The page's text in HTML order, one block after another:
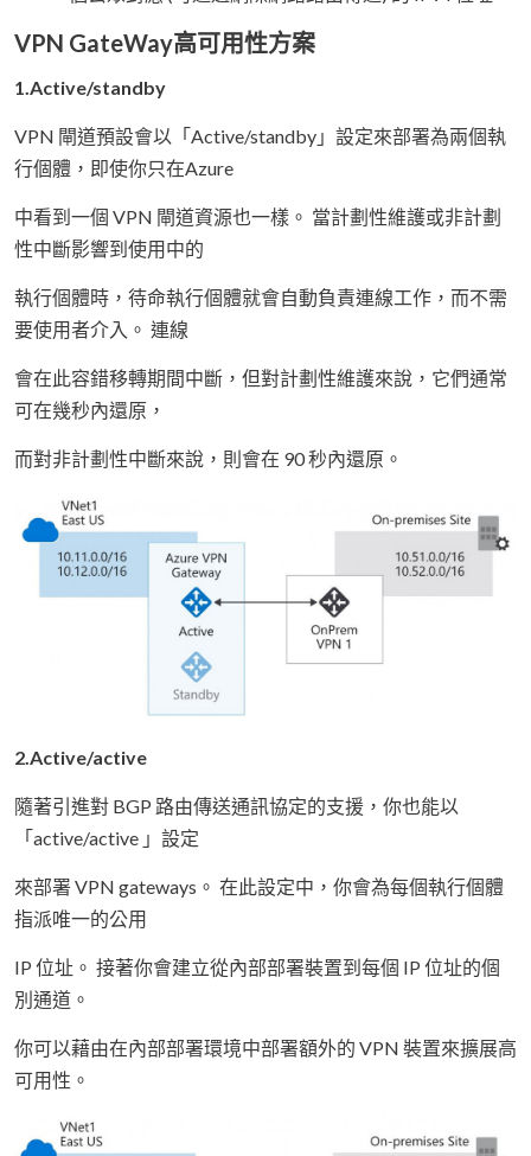
VPN GateWay高可用性方案
1.Active/standby
VPN 閘道預設會以「Active/standby」設定來部署為兩個執
行個體，即使你只在Azure
中看到一個 VPN 閘道資源也一樣。 當計劃性維護或非計劃
性中斷影響到使用中的
執行個體時，待命執行個體就會自動負責連線工作，而不需
要使用者介入。 連線
會在此容錯移轉期間中斷，但對計劃性維護來說，它們通常
可在幾秒內還原，
而對非計劃性中斷來說，則會在 90 秒內還原。
2.Active/active
隨著引進對 BGP 路由傳送通訊協定的支援，你也能以
「active/active 」設定
來部署 VPN gateways。 在此設定中，你會為每個執行個體
指派唯一的公用
IP 位址。 接著你會建立從內部部署裝置到每個 IP 位址的個
別通道。
你可以藉由在內部部署環境中部署額外的 VPN 裝置來擴展高
可用性。